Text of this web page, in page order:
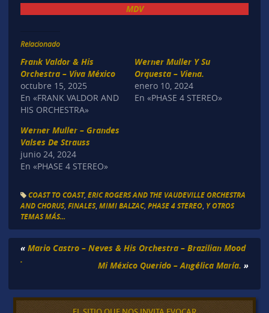
MDV
Relacionado
Frank Valdor & His
Orchestra – Viva México
octubre 15, 2025
En «FRANK VALDOR AND
HIS ORCHESTRA»
Werner Muller Y Su
Orquesta – Viena.
enero 10, 2024
En «PHASE 4 STEREO»
Werner Muller – Grandes
Valses De Strauss
junio 24, 2024
En «PHASE 4 STEREO»
COAST TO COAST, ERIC ROGERS AND THE VAUDEVILLE ORCHESTRA
AND CHORUS, FINALES, MIMI BALZAC, PHASE 4 STEREO, Y OTROS
TEMAS MÁS...
« Mario Castro – Neves & His Orchestra – Brazilian Mood
.
Mi México Querido – Angélica María. »